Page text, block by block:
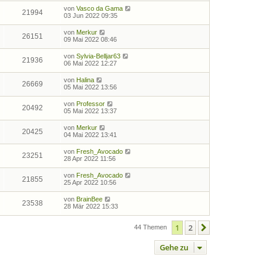
21994 von Vasco da Gama
03 Jun 2022 09:35
26151 von Merkur
09 Mai 2022 08:46
21936 von Sylvia-Belljar63
06 Mai 2022 12:27
26669 von Halina
05 Mai 2022 13:56
20492 von Professor
05 Mai 2022 13:37
20425 von Merkur
04 Mai 2022 13:41
23251 von Fresh_Avocado
28 Apr 2022 11:56
21855 von Fresh_Avocado
25 Apr 2022 10:56
23538 von BrainBee
28 Mär 2022 15:33
44 Themen 1 2
Gehe zu